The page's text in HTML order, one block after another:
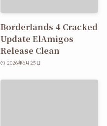
Borderlands 4 Cracked
Update ElAmigos
Release Clean
2026年6月25日